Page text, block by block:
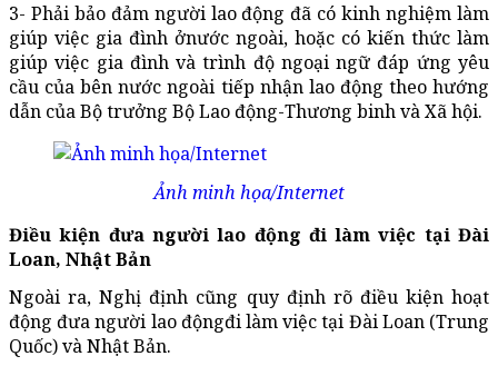
3- Phải bảo đảm người lao động đã có kinh nghiệm làm
giúp việc gia đình ởnước ngoài, hoặc có kiến thức làm
giúp việc gia đình và trình độ ngoại ngữ đáp ứng yêu
cầu của bên nước ngoài tiếp nhận lao động theo hướng
dẫn của Bộ trưởng Bộ Lao động-Thương binh và Xã hội.
Ảnh minh họa/Internet
Điều kiện đưa người lao động đi làm việc tại Đài
Loan, Nhật Bản
Ngoài ra, Nghị định cũng quy định rõ điều kiện hoạt
động đưa người lao độngđi làm việc tại Đài Loan (Trung
Quốc) và Nhật Bản.